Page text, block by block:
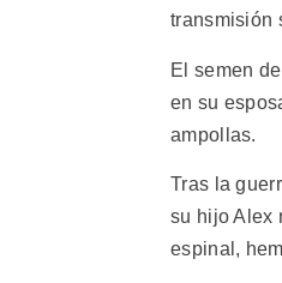
transmisión
El semen
en su
ampollas.
Tras la
su hijo Alex
espinal,